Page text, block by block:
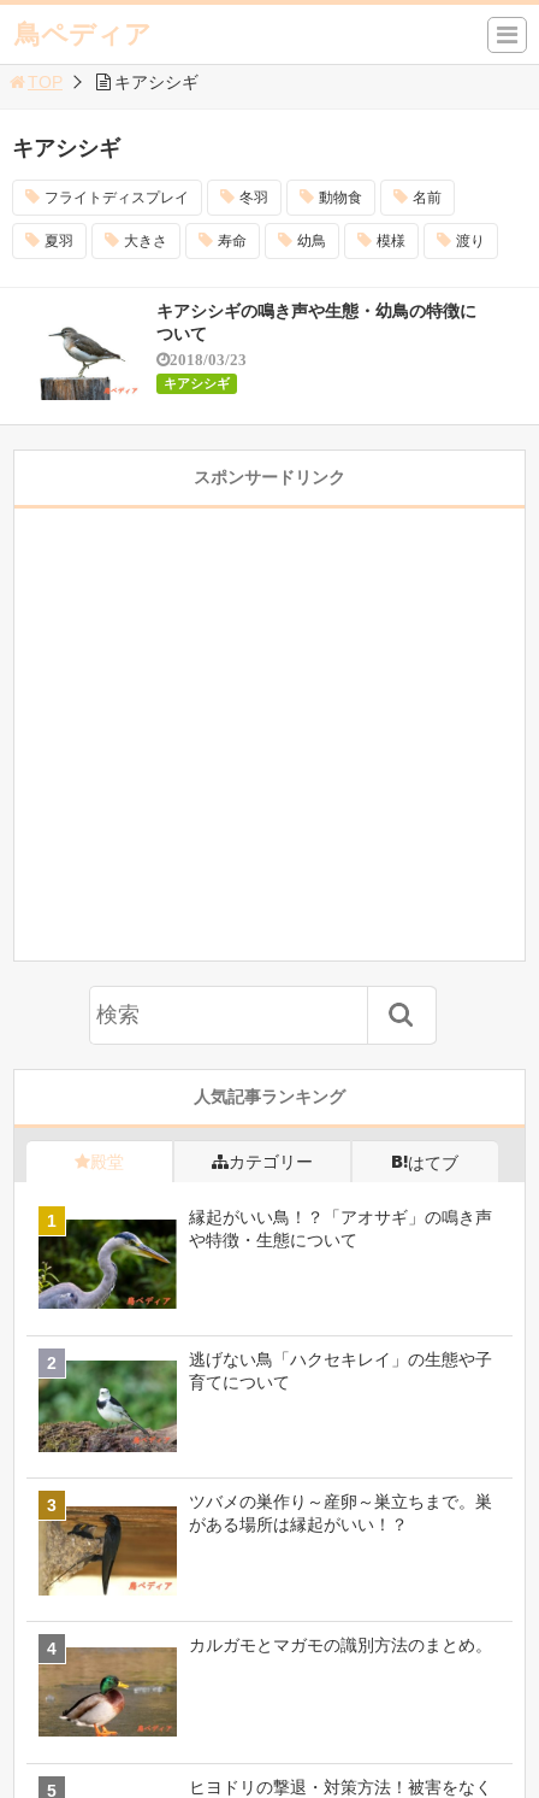
鳥ペディア
TOP キアシシギ
キアシシギ
フライトディスプレイ 冬羽 動物食 名前
夏羽 大きさ 寿命 幼鳥 模様 渡り
キアシシギの鳴き声や生態・幼鳥の特徴に
ついて
2018/03/23
キアシシギ
スポンサードリンク
人気記事ランキング
殿堂 カテゴリー はてブ
縁起がいい鳥！？「アオサギ」の鳴き声
や特徴・生態について
逃げない鳥「ハクセキレイ」の生態や子
育てについて
ツバメの巣作り～産卵～巣立ちまで。巣
がある場所は縁起がいい！？
カルガモとマガモの識別方法のまとめ。
ヒヨドリの撃退・対策方法！被害をなく